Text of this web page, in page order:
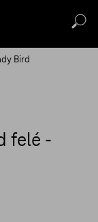
Bird
felé -